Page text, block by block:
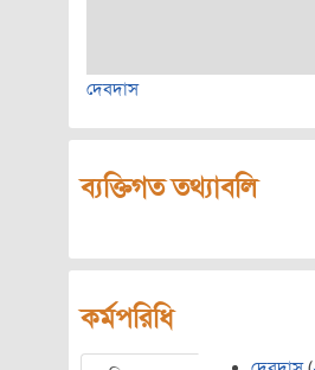
দেবদাস
ব্যক্তিগত তথ্যাবলি
কর্মপরিধি